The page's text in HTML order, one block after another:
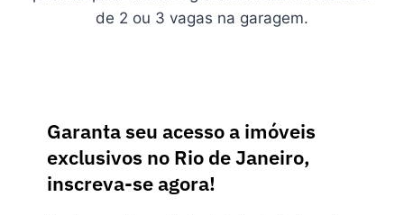
de 2 ou 3 vagas na garagem.
Garanta seu acesso a imóveis
exclusivos no Rio de Janeiro,
inscreva-se agora!